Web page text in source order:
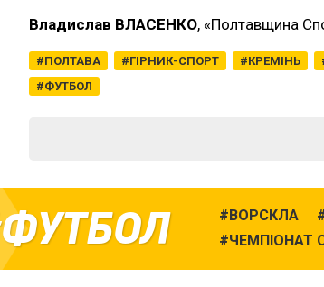
Владислав ВЛАСЕНКО, «Полтавщина
ПОЛТАВА ГІРНИК-СПОРТ КРЕМІНЬ
ФУТБОЛ
ФУТБОЛ ВОРСКЛА
ЧЕМПІОНАТ